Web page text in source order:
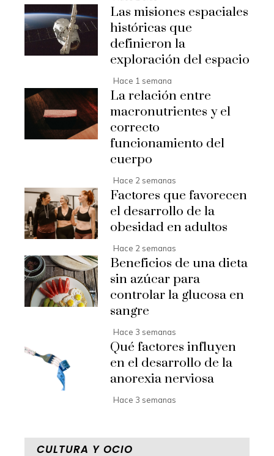
Las misiones espaciales
históricas que
definieron la
exploración del espacio
Hace 1 semana
La relación entre
macronutrientes y el
correcto
funcionamiento del
cuerpo
Hace 2 semanas
Factores que favorecen
el desarrollo de la
obesidad en adultos
Hace 2 semanas
Beneficios de una dieta
sin azúcar para
controlar la glucosa en
sangre
Hace 3 semanas
Qué factores influyen
en el desarrollo de la
anorexia nerviosa
Hace 3 semanas
CULTURA Y OCIO